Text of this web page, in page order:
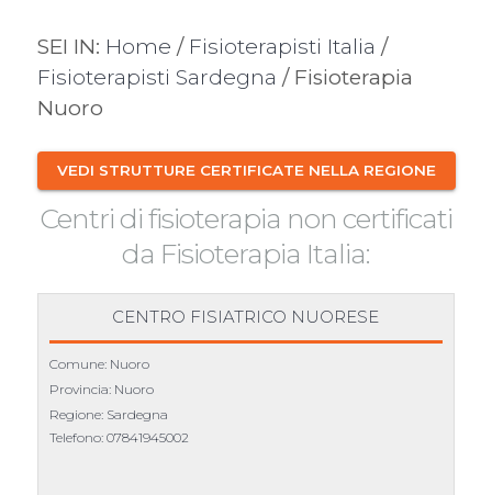
SEI IN: Home / Fisioterapisti Italia /
Fisioterapisti Sardegna / Fisioterapia
Nuoro
VEDI STRUTTURE CERTIFICATE NELLA REGIONE
Centri di fisioterapia non certificati
da Fisioterapia Italia:
CENTRO FISIATRICO NUORESE
Comune: Nuoro
Provincia: Nuoro
Regione: Sardegna
Telefono: 07841945002